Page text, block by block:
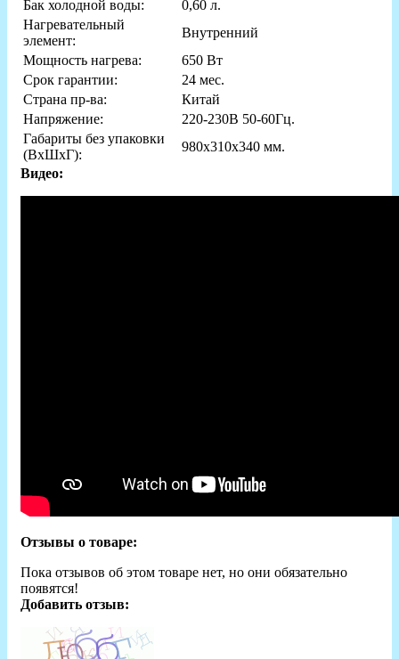
Бак холодной воды:
0,60 л.
Нагревательный
элемент:
Внутренний
Мощность нагрева:
650 Вт
Срок гарантии:
24 мес.
Страна пр-ва:
Китай
Напряжение:
220-230В 50-60Гц.
Габариты без упаковки
(ВxШxГ):
980х310х340 мм.
Видео:
Отзывы о товаре:
Пока отзывов об этом товаре нет, но они обязательно
появятся!
Добавить отзыв: